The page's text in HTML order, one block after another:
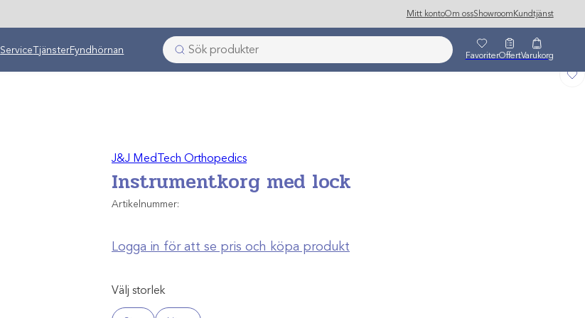
Mitt kontoOm ossShowroom Kundtjänst
ServiceTjänsterFyndhörnan FavoriterOffertVarukorg
J&J MedTech Orthopedics
Instrumentkorg med lock
Artikelnummer:
Logga in för att se pris och köpa produkt
Välj storlek